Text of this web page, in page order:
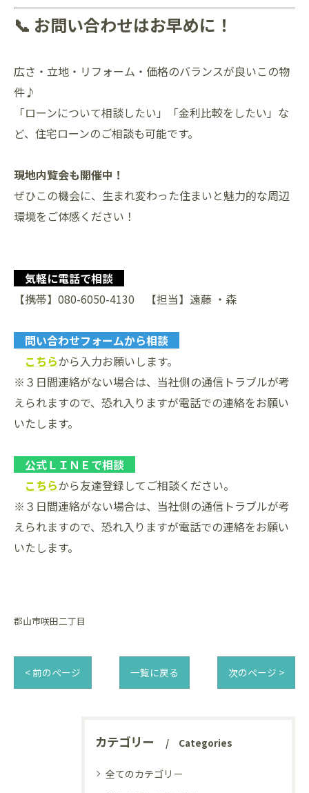
📞 お問い合わせはお早めに！
広さ・立地・リフォーム・価格のバランスが良いこの物
件♪
「ローンについて相談したい」「金利比較をしたい」な
ど、住宅ローンのご相談も可能です。
現地内覧会も開催中！
ぜひこの機会に、生まれ変わった住まいと魅力的な周辺
環境をご体感ください！
気軽に電話で相談
【携帯】080-6050-4130 【担当】遠藤 ・森
問い合わせフォームから相談
こちらから入力お願いします。
※３日間連絡がない場合は、当社側の通信トラブルが考
えられますので、恐れ入りますが電話での連絡をお願い
いたします。
公式ＬＩＮＥで相談
こちらから友達登録してご相談ください。
※３日間連絡がない場合は、当社側の通信トラブルが考
えられますので、恐れ入りますが電話での連絡をお願い
いたします。
郡山市咲田二丁目
< 前のページ 一覧に戻る 次のページ >
カテゴリー Categories
全てのカテゴリー